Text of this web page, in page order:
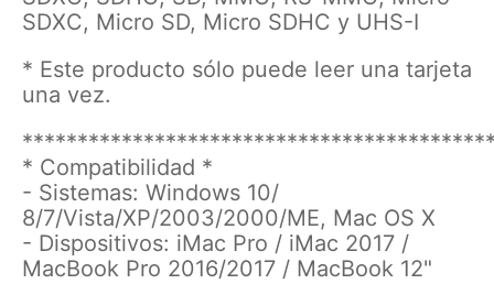
SDXC, Micro SD, Micro SDHC y UHS-I
* Este producto sólo puede leer una tarjeta
una vez.
* Compatibilidad *
- Sistemas: Windows 10/
8/7/Vista/XP/2003/2000/ME, Mac OS X
- Dispositivos: iMac Pro / iMac 2017 /
MacBook Pro 2016/2017 / MacBook 12"